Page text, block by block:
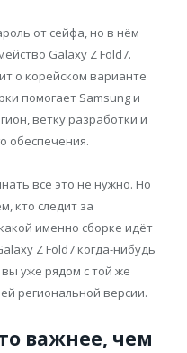
от сейфа, но в нём
Galaxy Z Fold7.
о корейском варианте
помогает Samsung и
ветку разработки и
обеспечения.
всё это не нужно. Но
кто следит за
именно сборке идёт
Z Fold7 когда-нибудь
уже рядом с той же
региональной версии.
важнее, чем